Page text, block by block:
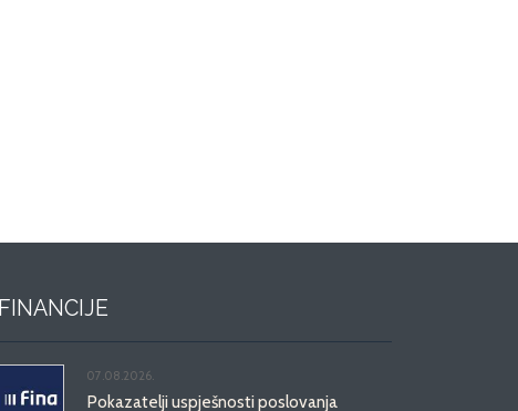
FINANCIJE
07.08.2026.
Pokazatelji uspješnosti poslovanja